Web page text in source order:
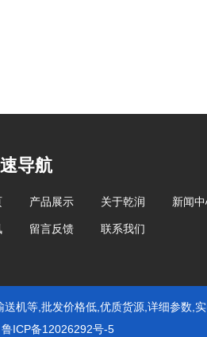
导航
产品展示 关于乾润 新闻
留言反馈 联系我们
机等,批发价格低,优质货源,详细参数,
ICP备12026292号-5